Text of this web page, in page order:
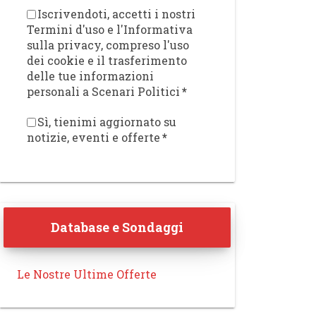
Iscrivendoti, accetti i nostri
Termini d'uso e l'Informativa
sulla privacy, compreso l'uso
dei cookie e il trasferimento
delle tue informazioni
personali a Scenari Politici*
Sì, tienimi aggiornato su
notizie, eventi e offerte*
Database e Sondaggi
Le Nostre Ultime Offerte